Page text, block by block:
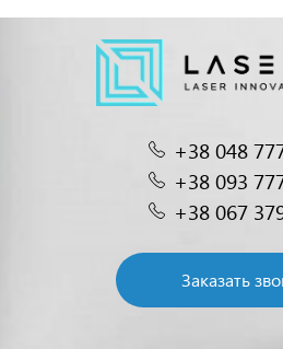
+38 048
+38 093
+38 067
Заказать